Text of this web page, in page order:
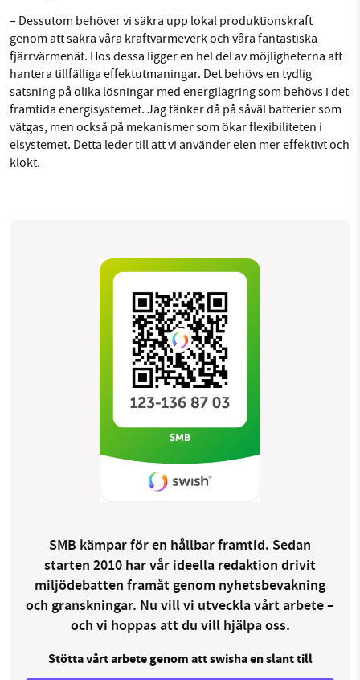
– Dessutom behöver vi säkra upp lokal produktionskraft
genom att säkra våra kraftvärmeverk och våra fantastiska
fjärrvärmenät. Hos dessa ligger en hel del av möjligheterna att
hantera tillfälliga effektutmaningar. Det behövs en tydlig
satsning på olika lösningar med energilagring som behövs i det
framtida energisystemet. Jag tänker då på såväl batterier som
vätgas, men också på mekanismer som ökar flexibiliteten i
elsystemet. Detta leder till att vi använder elen mer effektivt och
klokt.
SMB kämpar för en hållbar framtid. Sedan
starten 2010 har vår ideella redaktion drivit
miljödebatten framåt genom nyhetsbevakning
och granskningar. Nu vill vi utveckla vårt arbete –
och vi hoppas att du vill hjälpa oss.
Stötta vårt arbete genom att swisha en slant till